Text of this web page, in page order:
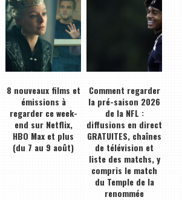
8 nouveaux films et
émissions à
regarder ce week-
end sur Netflix,
HBO Max et plus
(du 7 au 9 août)
Comment regarder
la pré-saison 2026
de la NFL :
diffusions en direct
GRATUITES, chaînes
de télévision et
liste des matchs, y
compris le match
du Temple de la
renommée